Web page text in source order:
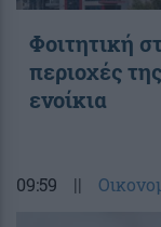
Φοιτητική
περιοχές
ενοίκια
09:59 ||